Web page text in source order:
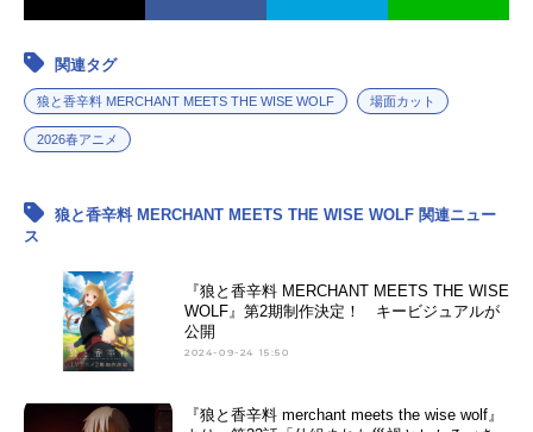
関連タグ
狼と香辛料 MERCHANT MEETS THE WISE WOLF 場面カット
2026春アニメ
狼と香辛料 MERCHANT MEETS THE WISE WOLF 関連ニュー
ス
『狼と香辛料 MERCHANT MEETS THE WISE
WOLF』第2期制作決定！ キービジュアルが
公開
2024-09-24 15:50
『狼と香辛料 merchant meets the wise wolf』